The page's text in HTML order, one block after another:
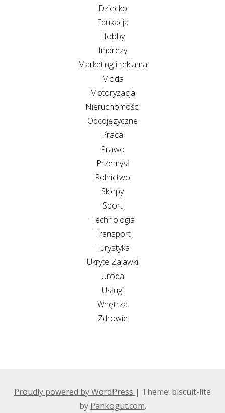
Dziecko
Edukacja
Hobby
Imprezy
Marketing i reklama
Moda
Motoryzacja
Nieruchomości
Obcojęzyczne
Praca
Prawo
Przemysł
Rolnictwo
Sklepy
Sport
Technologia
Transport
Turystyka
Ukryte Zajawki
Uroda
Usługi
Wnętrza
Zdrowie
Proudly powered by WordPress | Theme: biscuit-lite
by Pankogut.com.